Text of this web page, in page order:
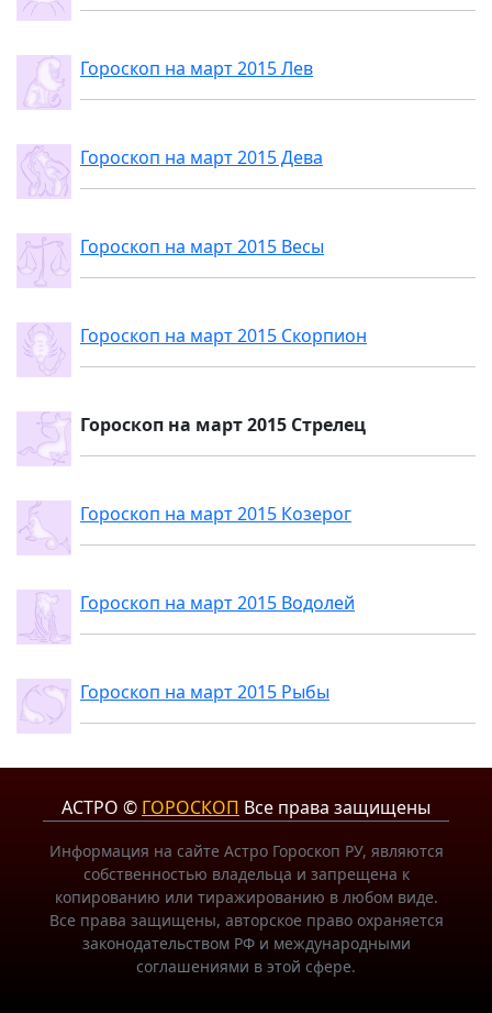
Гороскоп на март 2015 Лев
Гороскоп на март 2015 Дева
Гороскоп на март 2015 Весы
Гороскоп на март 2015 Скорпион
Гороскоп на март 2015 Стрелец
Гороскоп на март 2015 Козерог
Гороскоп на март 2015 Водолей
Гороскоп на март 2015 Рыбы
АСТРО © ГОРОСКОП Все права защищены
Информация на сайте Астро Гороскоп РУ, являются
собственностью владельца и запрещена к
копированию или тиражированию в любом виде.
Все права защищены, авторское право охраняется
законодательством РФ и международными
соглашениями в этой сфере.